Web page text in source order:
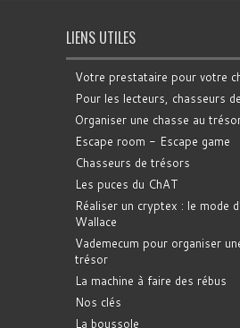
LIENS UTILES
Votre prestataire pour votre
Pour les lecteurs, chasseurs
Organiser une chasse au
Escape room - Escape game
Chasseurs de trésors
Les puces du ChAT
Réaliser un cryptex : le mode
Wallace
Vademecum pour organiser
trésor
La machine à faire des rébus
Nos clés
La boussole